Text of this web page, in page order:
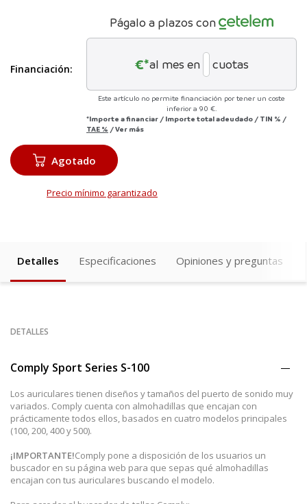
Financiación:
Págalo a plazos con
€*al mes en cuotas
Este artículo no permite financiación por tener un coste
inferior a 90 €.
*Importe a financiar / Importe total adeudado / TIN % /
TAE % /Ver más
Agotado
Precio mínimo garantizado
Detalles Especificaciones Opiniones y preguntas
DETALLES
Comply Sport Series S-100
Los auriculares tienen diseños y tamaños del puerto de sonido muy
variados. Comply cuenta con almohadillas que encajan con
prácticamente todos ellos, basados en cuatro modelos principales
(100, 200, 400 y 500).
¡IMPORTANTE!Comply pone a disposición de los usuarios un
buscador en su página web para que sepas qué almohadillas
encajan con tus auriculares buscando el modelo.